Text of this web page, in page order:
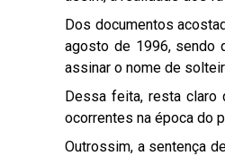
Dos documentos
agosto de 1996, sendo
assinar o nome de
Dessa feita, resta claro
ocorrentes na época do
Outrossim, a sentença